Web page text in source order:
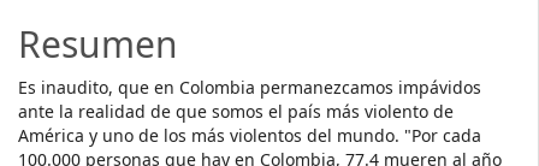
Resumen
Es inaudito, que en Colombia permanezcamos impávidos
ante la realidad de que somos el país más violento de
América y uno de los más violentos del mundo. "Por cada
100.000 personas que hay en Colombia, 77.4 mueren al año